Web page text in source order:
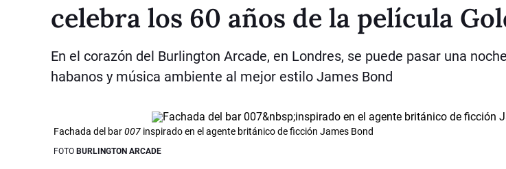
celebra los 60 años de la película
En el corazón del Burlington Arcade, en Londres, se puede pasar una
habanos y música ambiente al mejor estilo James Bond
Fachada del bar007 inspirado en el agente británico de ficción James Bond
FOTO BURLINGTON ARCADE